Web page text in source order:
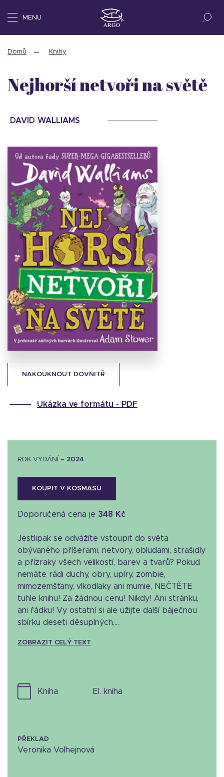
MENU
Domů Knihy
NAKOUKNOUT DOVNITŘ
Ukázka ve formátu - PDF
Nejhorší netvoři na světě
DAVID WALLIAMS
ROK VYDÁNÍ – 2024
KOUPIT V KOSMASU
Doporučená cena je 348 Kč
Jestlipak se odvážíte vstoupit do světa
obývaného příšerami, netvory, obludami, strašidly
a přízraky všech velikostí, barev a tvarů? Pokud
nemáte rádi duchy, obry, upíry, zombie,
mimozemšťany, vlkodlaky ani mumie, NEČTĚTE
tuhle knihu! Za žádnou cenu! Nikdy! Ani stránku,
ani řádku! Vy ostatní si ale užijte další báječnou
sbírku deseti děsuplných,...
ZOBRAZIT CELÝ TEXT
kniha el. kniha
PŘEKLAD
Veronika Volhejnová